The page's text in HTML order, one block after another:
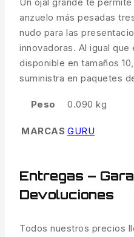
anzuelo más pesadas
nudo para las
innovadoras. Al igual que
disponible en tamaños 10,
suministra en paquetes
Peso 0.090 kg
MARCAS GURU
Entregas –
Devoluciones
Todos nuestros precios